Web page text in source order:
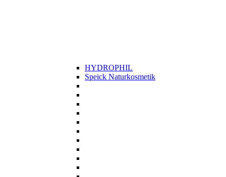
HYDROPHIL
Speick Naturkosmetik